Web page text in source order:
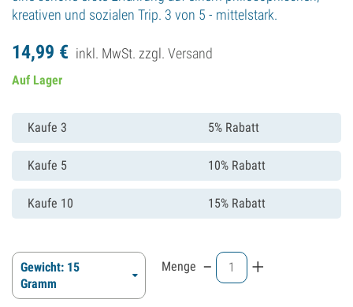
kreativen und sozialen Trip. 3 von 5 - mittelstark.
14,99 € inkl. MwSt. zzgl. Versand
Auf Lager
Kaufe 3 5% Rabatt
Kaufe 5 10% Rabatt
Kaufe 10 15% Rabatt
Gewicht: 15
Gramm
Menge - +